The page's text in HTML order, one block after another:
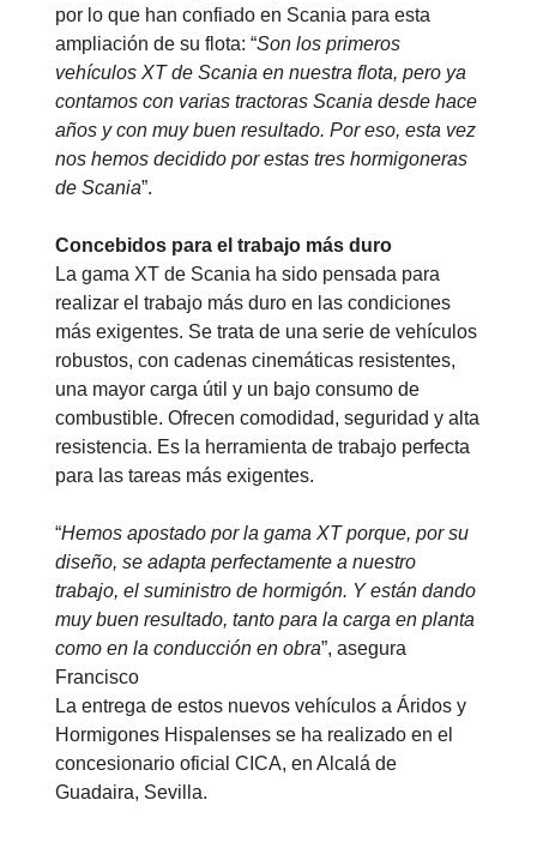
por lo que han confiado en Scania para esta
ampliación de su flota: “Son los primeros
vehículos XT de Scania en nuestra flota, pero ya
contamos con varias tractoras Scania desde hace
años y con muy buen resultado. Por eso, esta vez
nos hemos decidido por estas tres hormigoneras
de Scania”.
Concebidos para el trabajo más duro
La gama XT de Scania ha sido pensada para
realizar el trabajo más duro en las condiciones
más exigentes. Se trata de una serie de vehículos
robustos, con cadenas cinemáticas resistentes,
una mayor carga útil y un bajo consumo de
combustible. Ofrecen comodidad, seguridad y alta
resistencia. Es la herramienta de trabajo perfecta
para las tareas más exigentes.
“Hemos apostado por la gama XT porque, por su
diseño, se adapta perfectamente a nuestro
trabajo, el suministro de hormigón. Y están dando
muy buen resultado, tanto para la carga en planta
como en la conducción en obra”, asegura
Francisco
La entrega de estos nuevos vehículos a Áridos y
Hormigones Hispalenses se ha realizado en el
concesionario oficial CICA, en Alcalá de
Guadaira, Sevilla.